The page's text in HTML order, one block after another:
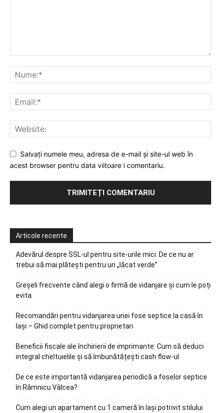
Salvați numele meu, adresa de e-mail și site-ul web în
acest browser pentru data viitoare i comentariu.
Articole recente
Adevărul despre SSL-ul pentru site-urile mici: De ce nu ar
trebui să mai plătești pentru un „lăcat verde”
Greșeli frecvente când alegi o firmă de vidanjare și cum le poți
evita
Recomandări pentru vidanjarea unei fose septice la casă în
Iași – Ghid complet pentru proprietari
Beneficii fiscale ale închirierii de imprimante: Cum să deduci
integral cheltuielile și să îmbunătățești cash flow-ul
De ce este importantă vidanjarea periodică a foselor septice
în Râmnicu Vâlcea?
Cum alegi un apartament cu 1 cameră în Iași potrivit stilului